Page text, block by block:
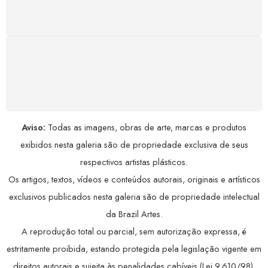
Aviso: Todas as imagens, obras de arte, marcas e produtos
exibidos nesta galeria são de propriedade exclusiva de seus
respectivos artistas plásticos.
Os artigos, textos, vídeos e conteúdos autorais, originais e artísticos
exclusivos publicados nesta galeria são de propriedade intelectual
da Brazil Artes.
A reprodução total ou parcial, sem autorização expressa, é
estritamente proibida, estando protegida pela legislação vigente em